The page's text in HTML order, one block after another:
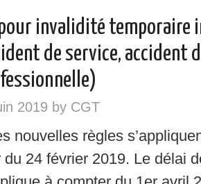
pour invalidité temporaire
de service, accident
2019 by CGT
nouvelles règles
24 février 2019. Le délai